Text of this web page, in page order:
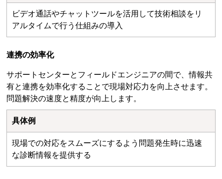
ビデオ通話やチャットツールを活用して技術相談をリ
アルタイムで行う仕組みの導入
連携の効率化
サポートセンターとフィールドエンジニアの間で、情報共
有と連携を効率化することで現場対応力を向上させます。
問題解決の速度と精度が向上します。
具体例
現場での対応をスムーズにするよう問題発生時に迅速
な診断情報を提供する